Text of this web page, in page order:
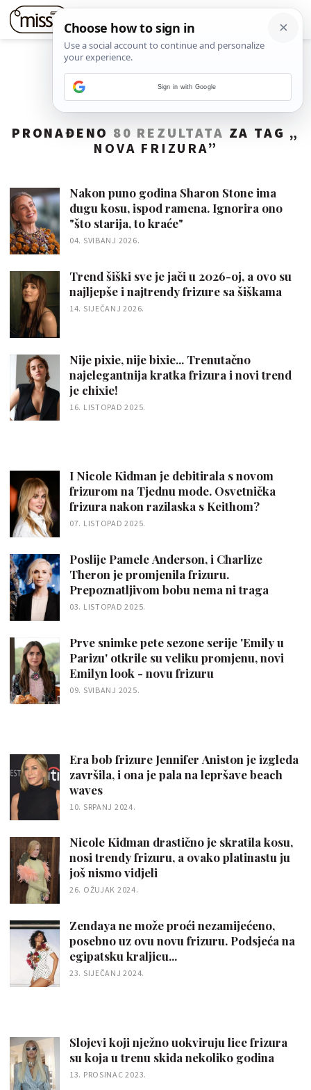
PRONAĐENO 80 REZULTATA ZA TAG „
NOVA FRIZURA”
Nakon puno godina Sharon Stone ima
dugu kosu, ispod ramena. Ignorira ono
"što starija, to kraće"
04. SVIBANJ 2026.
Trend šiški sve je jači u 2026-oj, a ovo su
najljepše i najtrendy frizure sa šiškama
14. SIJEČANJ 2026.
Nije pixie, nije bixie... Trenutačno
najelegantnija kratka frizura i novi trend
je chixie!
16. LISTOPAD 2025.
I Nicole Kidman je debitirala s novom
frizurom na Tjednu mode. Osvetnička
frizura nakon razilaska s Keithom?
07. LISTOPAD 2025.
Poslije Pamele Anderson, i Charlize
Theron je promjenila frizuru.
Prepoznatljivom bobu nema ni traga
03. LISTOPAD 2025.
Prve snimke pete sezone serije 'Emily u
Parizu' otkrile su veliku promjenu, novi
Emilyn look - novu frizuru
09. SVIBANJ 2025.
Era bob frizure Jennifer Aniston je izgleda
završila, i ona je pala na lepršave beach
waves
10. SRPANJ 2024.
Nicole Kidman drastično je skratila kosu,
nosi trendy frizuru, a ovako platinastu ju
još nismo vidjeli
26. OŽUJAK 2024.
Zendaya ne može proći nezamijećeno,
posebno uz ovu novu frizuru. Podsjeća na
egipatsku kraljicu...
23. SIJEČANJ 2024.
Slojevi koji nježno uokviruju lice frizura
su koja u trenu skida nekoliko godina
13. PROSINAC 2023.
Sign in with Google